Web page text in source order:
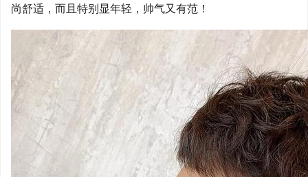
尚舒适，而且特别显年轻，帅气又有范！